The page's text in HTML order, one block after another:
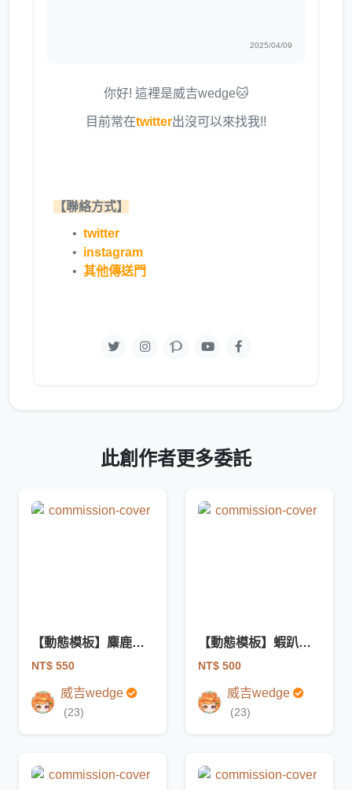
2025/04/09
你好! 這裡是威吉wedge🐱
目前常在twitter出沒可以來找我!!
【聯絡方式】
twitter
instagram
其他傳送門
此創作者更多委託
【動態模板】麋鹿托腮模板
NT$ 550
威吉wedge
(23)
【動態模板】蝦趴聖誕樹模板
NT$ 500
威吉wedge
(23)